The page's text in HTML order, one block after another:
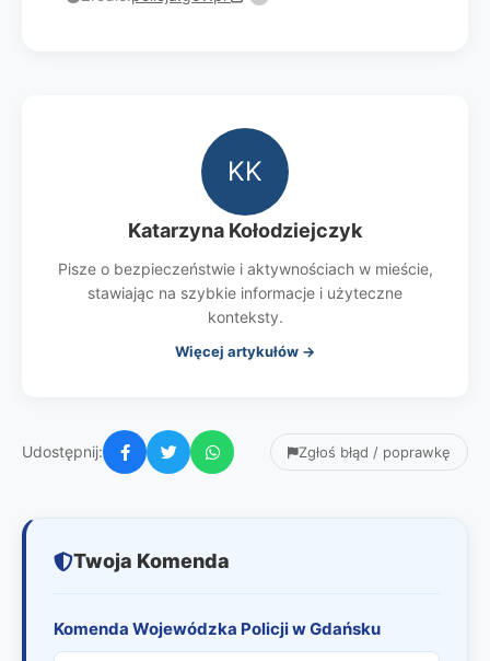
KK
Katarzyna Kołodziejczyk
Pisze o bezpieczeństwie i aktywnościach w mieście,
stawiając na szybkie informacje i użyteczne
konteksty.
Więcej artykułów →
Udostępnij: Zgłoś błąd / poprawkę
Twoja Komenda
Komenda Wojewódzka Policji w Gdańsku